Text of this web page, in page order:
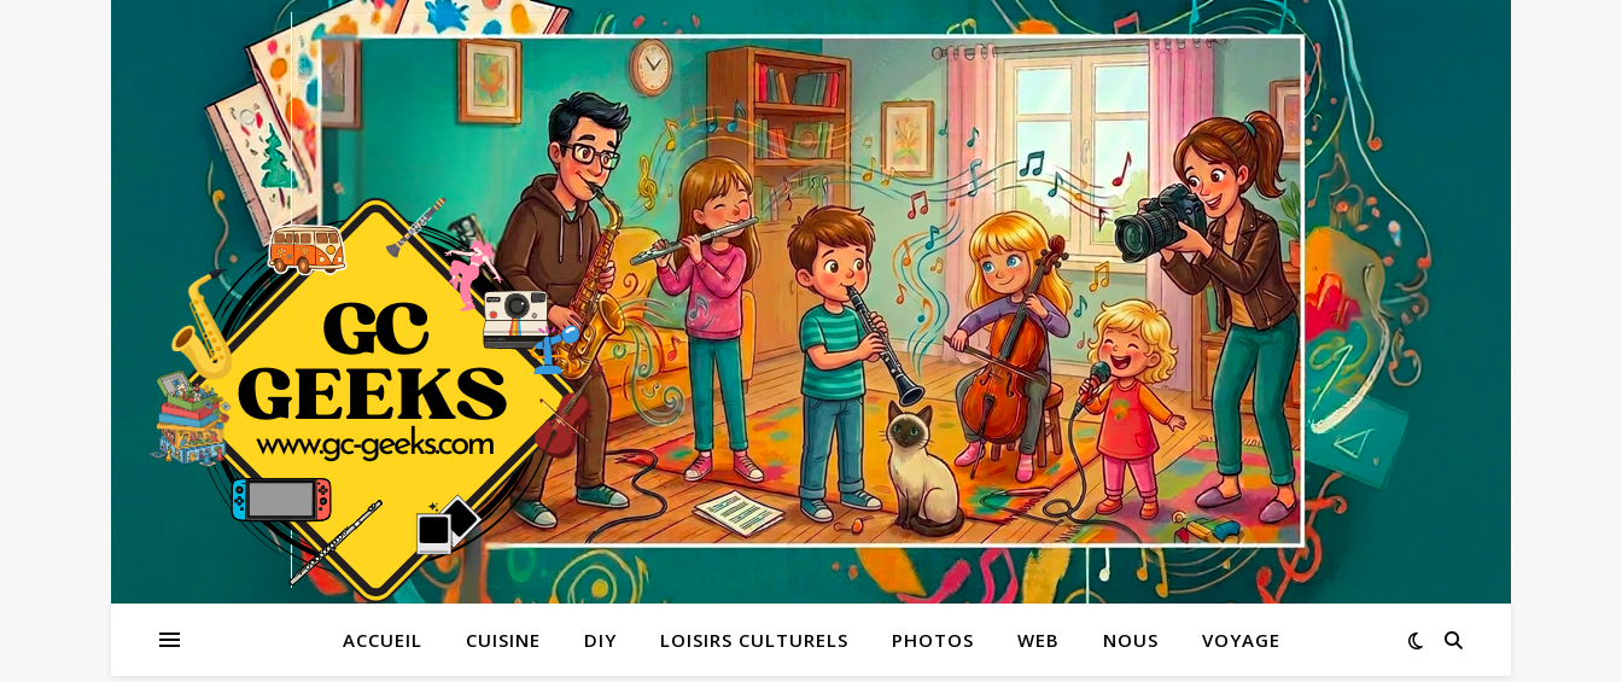
ACCUEIL CUISINE DIY LOISIRS CULTURELS PHOTOS WEB NOUS VOYAGE